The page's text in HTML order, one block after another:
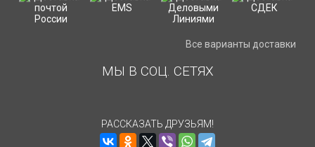
Все варианты доставки
МЫ В СОЦ. СЕТЯХ
РАССКАЗАТЬ ДРУЗЬЯМ!